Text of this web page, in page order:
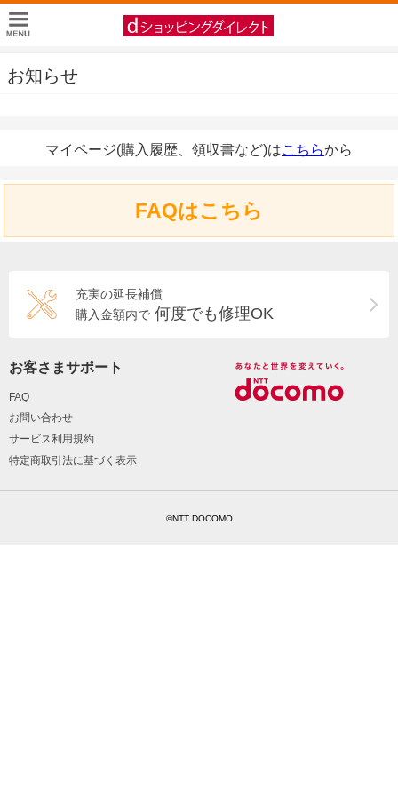
お知らせ
マイページ(購入履歴、領収書など)はこちらから
FAQはこちら
充実の延長補償
購入金額内で 何度でも修理OK
お客さまサポート
FAQ
お問い合わせ
サービス利用規約
特定商取引法に基づく表示
©NTT DOCOMO